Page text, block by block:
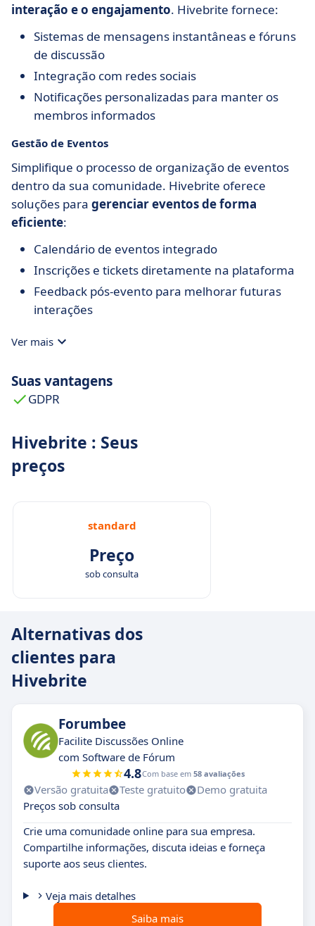
interação e o engajamento. Hivebrite fornece:
Sistemas de mensagens instantâneas e fóruns
de discussão
Integração com redes sociais
Notificações personalizadas para manter os
membros informados
Gestão de Eventos
Simplifique o processo de organização de eventos
dentro da sua comunidade. Hivebrite oferece
soluções para gerenciar eventos de forma
eficiente:
Calendário de eventos integrado
Inscrições e tickets diretamente na plataforma
Feedback pós-evento para melhorar futuras
interações
Ver mais
Suas vantagens
GDPR
Hivebrite : Seus
preços
standard
Preço
sob consulta
Alternativas dos
clientes para
Hivebrite
Forumbee
Facilite Discussões Online
com Software de Fórum
4.8Com base em 58 avaliações
Versão gratuita Teste gratuito
Demo gratuita
Preços sob consulta
Crie uma comunidade online para sua empresa.
Compartilhe informações, discuta ideias e forneça
suporte aos seus clientes.
Veja mais detalhes
Saiba mais